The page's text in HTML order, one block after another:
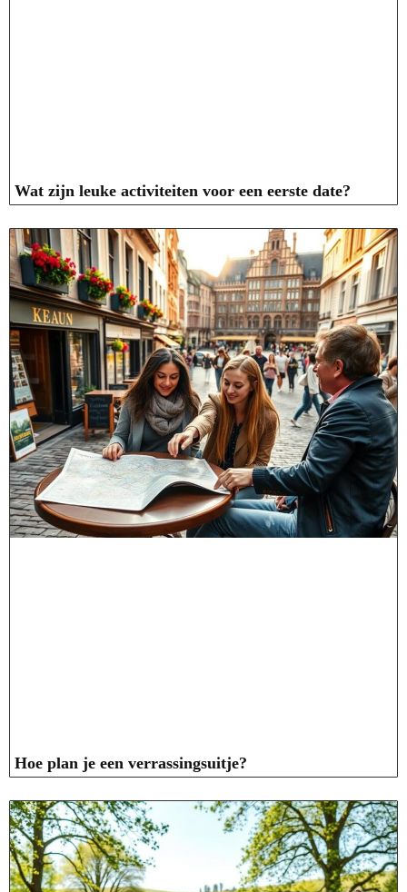
Wat zijn leuke activiteiten voor een eerste date?
Hoe plan je een verrassingsuitje?